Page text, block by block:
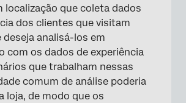
localização que coleta dados
dos clientes que visitam
deseja analisá-los em
com os dados de experiência
que trabalham nessas
comum de análise poderia
loja, de modo que os